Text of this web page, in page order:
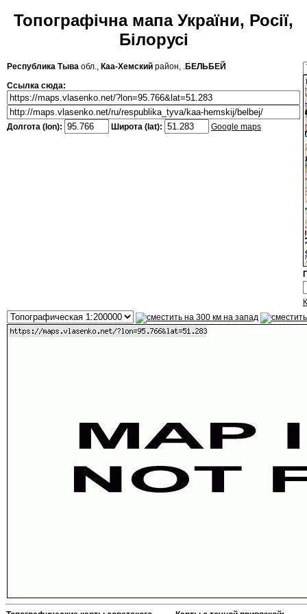
Топографічна мапа України, Росії,
Білорусі
Республика Тыва обл., Каа-Хемский район, .БЕЛЬБЕЙ
Ссылка сюда:
Долгота (lon): Широта (lat): Google maps